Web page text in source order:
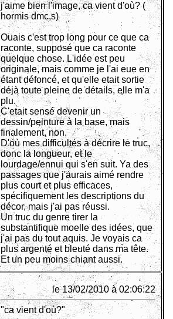
j'aime bien l'image, ca vient d'où? (
hormis dmc,s)
Ouais c'est trop long pour ce que ca
raconte, supposé que ca raconte
quelque chose. L'idée est peu
originale, mais comme je l'ai eue en
étant défoncé, et qu'elle etait sortie
déjà toute pleine de détails, elle m'a
plu.
C'etait sensé devenir un
dessin/peinture à la base, mais
finalement, non.
D'où mes difficultés à décrire le truc,
donc la longueur, et le
lourdage/ennui qui s'en suit. Ya des
passages que j'aurais aimé rendre
plus court et plus efficaces,
spécifiquement les descriptions du
décor, mais j'ai pas réussi.
Un truc du genre tirer la
substantifique moelle des idées, que
j'ai pas du tout aquis. Je voyais ca
plus argenté et bleuté dans ma tête.
Et un peu moins chiant aussi.
le 13/02/2010 à 02:06:22
"ca vient d'où?"